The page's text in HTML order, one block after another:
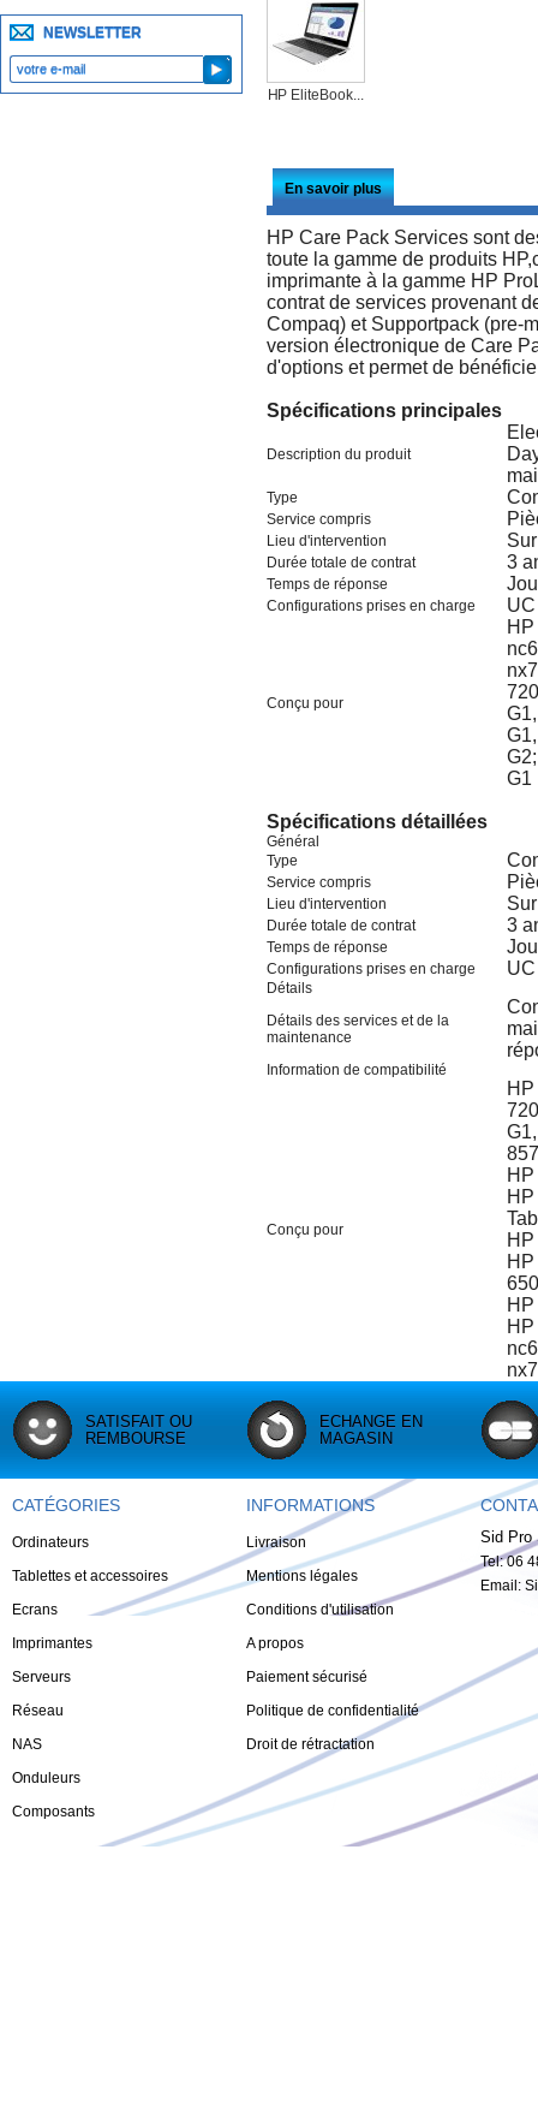
NEWSLETTER
HP EliteBook...
En savoir plus
HP Care Pack Services sont
toute la gamme de produits
imprimante à la gamme HP
contrat de services provenant
Compaq) et Supportpack (pre-
version électronique de Care
d'options et permet de
Spécifications principales
Description du produit
Type
Service compris
Lieu d'intervention
Durée totale de contrat 3
Temps de réponse
Configurations prises en charge
Conçu pour
G1
Spécifications détaillées
Général
Type
Service compris
Lieu d'intervention
Durée totale de contrat 3
Temps de réponse
Configurations prises en charge
Détails
Détails des services et de la
maintenance
Information de compatibilité
Conçu pour
SATISFAIT OU
REMBOURSE
ECHANGE EN
MAGASIN
CATÉGORIES
Ordinateurs
Tablettes et accessoires
Ecrans
Imprimantes
Serveurs
Réseau
NAS
Onduleurs
Composants
INFORMATIONS
Livraison
Mentions légales
Conditions d'utilisation
A propos
Paiement sécurisé
Politique de confidentialité
Droit de rétractation
Sid Pro
Tel: 06
Email: